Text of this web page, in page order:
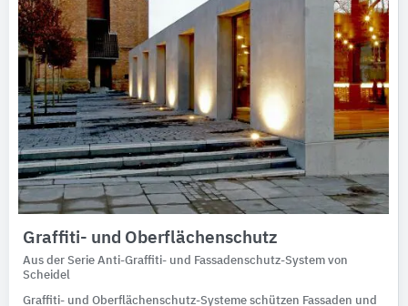
Architekturobjekte
Expertenprofile
Graffiti- und Oberflächenschutz
Aus der Serie Anti-Graffiti- und Fassadenschutz-System von
Scheidel
Graffiti- und Oberflächenschutz-Systeme schützen Fassaden und